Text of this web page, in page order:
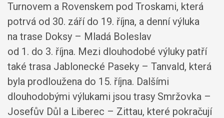
Turnovem a Rovenskem pod Troskami, která
potrvá od 30. září do 19. října, a denní výluka
na trase Doksy – Mladá Boleslav
od 1. do 3. října. Mezi dlouhodobé výluky patří
také trasa Jablonecké Paseky – Tanvald, která
byla prodloužena do 15. října. Dalšími
dlouhodobými výlukami jsou trasy Smržovka –
Josefův Důl a Liberec – Zittau, které pokračují